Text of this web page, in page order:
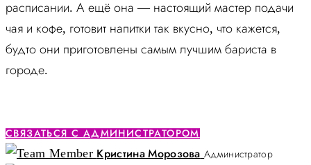
расписании. А ещё она — настоящий мастер подачи
чая и кофе, готовит напитки так вкусно, что кажется,
будто они приготовлены самым лучшим бариста в
городе.
СВЯЗАТЬСЯ С АДМИНИСТРАТОРОМ
Кристина Морозова Администратор